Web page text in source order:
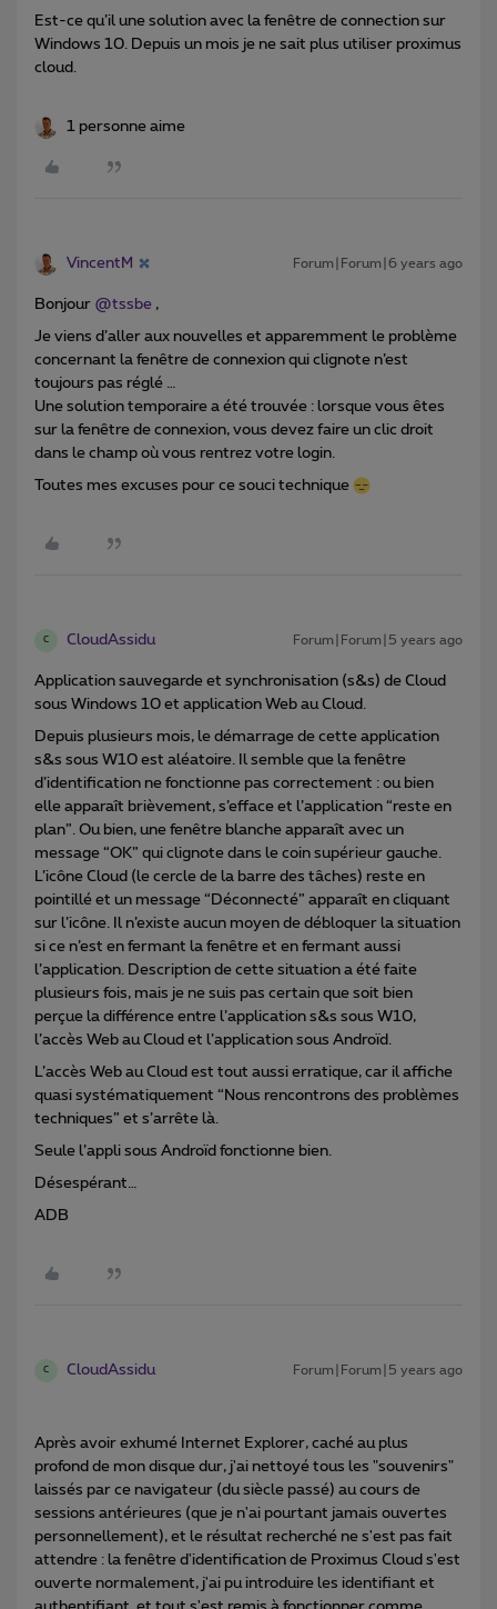
Est-ce qu’il une solution avec la fenêtre de connection sur
Windows 10. Depuis un mois je ne sait plus utiliser proximus
cloud.
1 personne aime
VincentM Forum|Forum|6 years ago
Bonjour @tssbe ,
Je viens d’aller aux nouvelles et apparemment le problème
concernant la fenêtre de connexion qui clignote n’est
toujours pas réglé …
Une solution temporaire a été trouvée : lorsque vous êtes
sur la fenêtre de connexion, vous devez faire un clic droit
dans le champ où vous rentrez votre login.
Toutes mes excuses pour ce souci technique
C CloudAssidu Forum|Forum|5 years ago
Application sauvegarde et synchronisation (s&s) de Cloud
sous Windows 10 et application Web au Cloud.
Depuis plusieurs mois, le démarrage de cette application
s&s sous W10 est aléatoire. Il semble que la fenêtre
d’identification ne fonctionne pas correctement : ou bien
elle apparaît brièvement, s’efface et l’application “reste en
plan”. Ou bien, une fenêtre blanche apparaît avec un
message “OK” qui clignote dans le coin supérieur gauche.
L’icône Cloud (le cercle de la barre des tâches) reste en
pointillé et un message “Déconnecté” apparaît en cliquant
sur l’icône. Il n’existe aucun moyen de débloquer la situation
si ce n’est en fermant la fenêtre et en fermant aussi
l’application. Description de cette situation a été faite
plusieurs fois, mais je ne suis pas certain que soit bien
perçue la différence entre l’application s&s sous W10,
l’accès Web au Cloud et l’application sous Androïd.
L’accès Web au Cloud est tout aussi erratique, car il affiche
quasi systématiquement “Nous rencontrons des problèmes
techniques” et s’arrête là.
Seule l’appli sous Androïd fonctionne bien.
Désespérant…
ADB
C CloudAssidu Forum|Forum|5 years ago
Après avoir exhumé Internet Explorer, caché au plus
profond de mon disque dur, j'ai nettoyé tous les "souvenirs"
laissés par ce navigateur (du siècle passé) au cours de
sessions antérieures (que je n'ai pourtant jamais ouvertes
personnellement), et le résultat recherché ne s'est pas fait
attendre : la fenêtre d'identification de Proximus Cloud s'est
ouverte normalement, j'ai pu introduire les identifiant et